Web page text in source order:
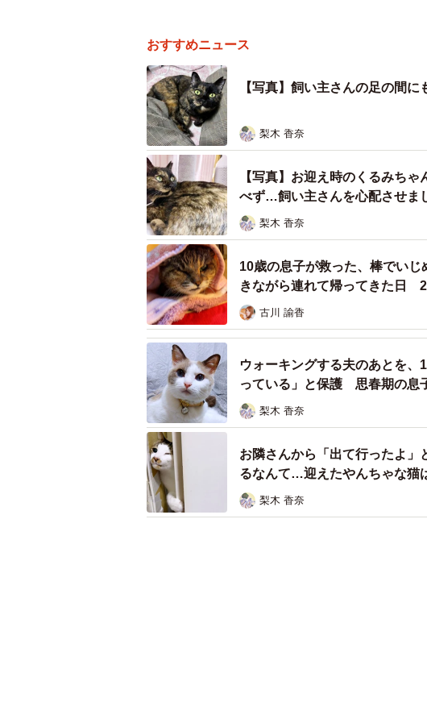
おすすめニュース
【写真】飼い主さんの足の間
梨木 香奈
【写真】お迎え時のくるみち
べず…飼い主さんを心配させま
梨木 香奈
10歳の息子が救った、棒でい
きながら連れて帰ってきた日
古川 諭香
ウォーキングする夫のあとを
っている」と保護 思春期の息
梨木 香奈
お隣さんから「出て行ったよ」
るなんて…迎えたやんちゃな
梨木 香奈